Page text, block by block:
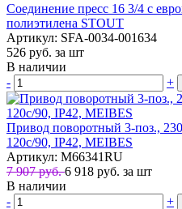
Соединение пресс 16 3/4 с
полиэтилена STOUT
Артикул: SFA-0034-001634
526 руб. за шт
В наличии
-
+
Привод поворотный 3-поз.,
120с/90, IP42, MEIBES
Артикул: M66341RU
7 907 руб.6 918 руб. за шт
В наличии
-
+